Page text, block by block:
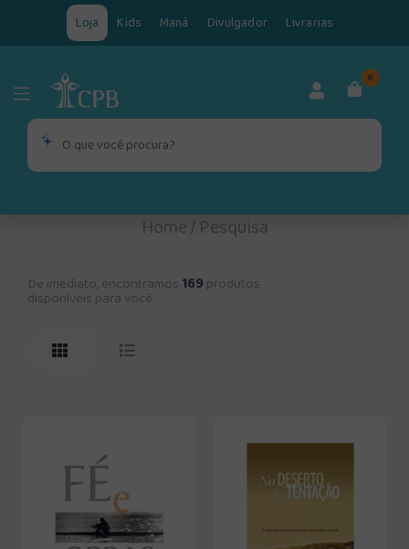
Loja Kids Maná Divulgador Livrarias
0
Home/Pesquisa
De imediato, encontramos 169 produtos
disponíveis para você